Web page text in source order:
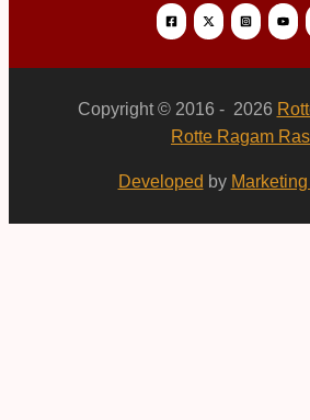
Copyright © 2016 - 2026
Rotte Ragam
Developed by